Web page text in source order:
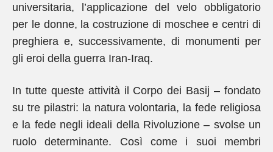
universitaria, l’applicazione del velo obbligatorio
per le donne, la costruzione di moschee e centri di
preghiera e, successivamente, di monumenti per
gli eroi della guerra Iran-Iraq.
In tutte queste attività il Corpo dei Basij – fondato
su tre pilastri: la natura volontaria, la fede religiosa
e la fede negli ideali della Rivoluzione – svolse un
ruolo determinante. Così come i suoi membri